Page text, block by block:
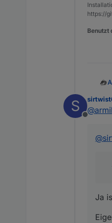
https://
Benutzt
S
Offline
@
@
Ja